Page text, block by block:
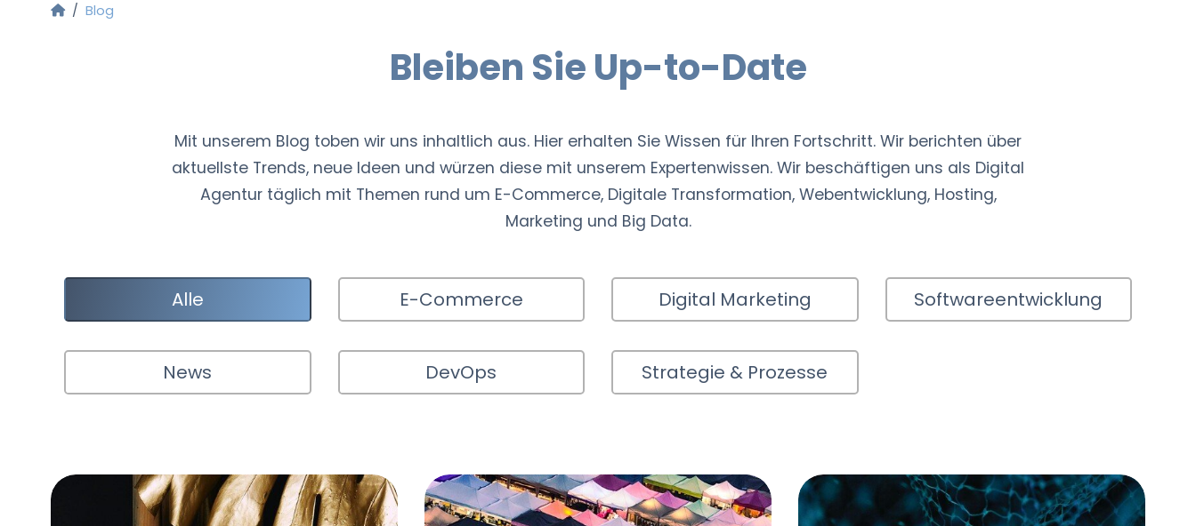
Startseite
Blog
Bleiben Sie Up-to-Date
Mit unserem Blog toben wir uns inhaltlich aus. Hier erhalten Sie Wissen für Ihren Fortschritt. Wir berichten über
aktuellste Trends, neue Ideen und würzen diese mit unserem Expertenwissen. Wir beschäftigen uns als Digital
Agentur täglich mit Themen rund um E-Commerce, Digitale Transformation, Webentwicklung, Hosting,
Marketing und Big Data.
Alle E-Commerce Digital Marketing Softwareentwicklung
News DevOps Strategie & Prozesse